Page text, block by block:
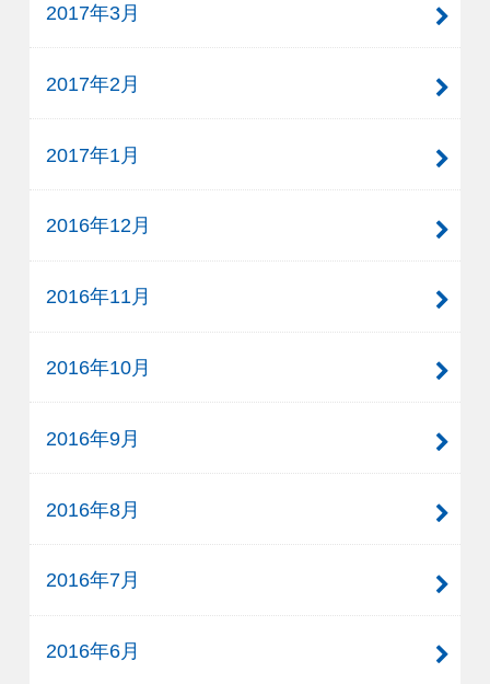
2017年3月
2017年2月
2017年1月
2016年12月
2016年11月
2016年10月
2016年9月
2016年8月
2016年7月
2016年6月